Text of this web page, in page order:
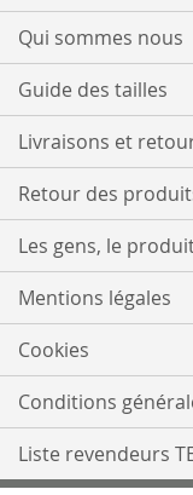
:Qui sommes nous
Guide des tailles
Livraisons et
Retour des
Les gens, le
Mentions légales
Cookies
Conditions
Liste revendeurs